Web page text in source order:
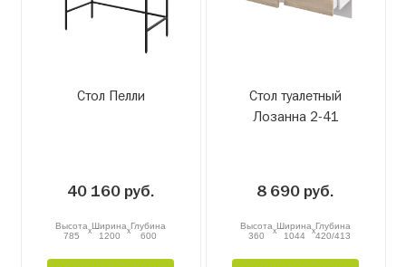
Стол Пелли
40 160 руб.
Высота
785
xШирина
1200
xГлубина
600
Стол туалетный
Лозанна 2-41
8 690 руб.
Высота
360
xШирина
1044
xГлубина
420/413